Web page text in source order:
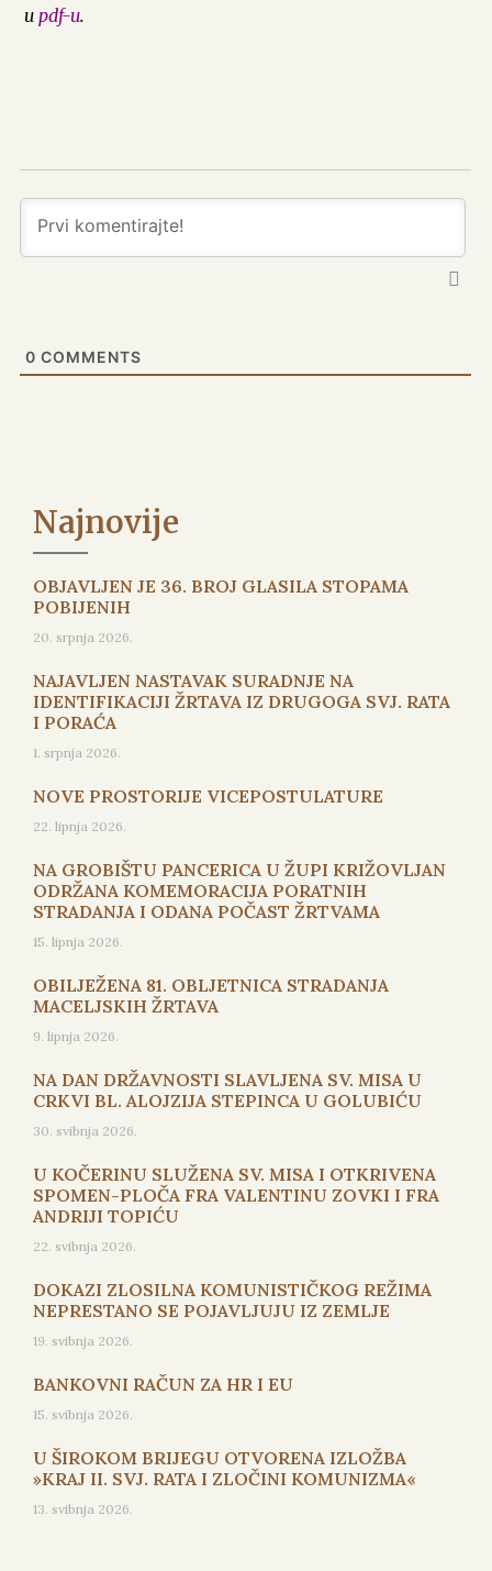
u pdf-u.
0 COMMENTS
Najnovije
OBJAVLJEN JE 36. BROJ GLASILA STOPAMA
POBIJENIH
20. srpnja 2026.
NAJAVLJEN NASTAVAK SURADNJE NA
IDENTIFIKACIJI ŽRTAVA IZ DRUGOGA SVJ. RATA
I PORAĆA
1. srpnja 2026.
NOVE PROSTORIJE VICEPOSTULATURE
22. lipnja 2026.
NA GROBIŠTU PANCERICA U ŽUPI KRIŽOVLJAN
ODRŽANA KOMEMORACIJA PORATNIH
STRADANJA I ODANA POČAST ŽRTVAMA
15. lipnja 2026.
OBILJEŽENA 81. OBLJETNICA STRADANJA
MACELJSKIH ŽRTAVA
9. lipnja 2026.
NA DAN DRŽAVNOSTI SLAVLJENA SV. MISA U
CRKVI BL. ALOJZIJA STEPINCA U GOLUBIĆU
30. svibnja 2026.
U KOČERINU SLUŽENA SV. MISA I OTKRIVENA
SPOMEN-PLOČA FRA VALENTINU ZOVKI I FRA
ANDRIJI TOPIĆU
22. svibnja 2026.
DOKAZI ZLOSILNA KOMUNISTIČKOG REŽIMA
NEPRESTANO SE POJAVLJUJU IZ ZEMLJE
19. svibnja 2026.
BANKOVNI RAČUN ZA HR I EU
15. svibnja 2026.
U ŠIROKOM BRIJEGU OTVORENA IZLOŽBA
»KRAJ II. SVJ. RATA I ZLOČINI KOMUNIZMA«
13. svibnja 2026.